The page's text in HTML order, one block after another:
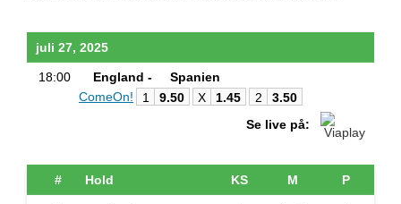
juli 27, 2025
18:00 England -
Spanien
ComeOn!
1 9.50 X 1.45 2
3.50
Se live på:
# Hold KS M P